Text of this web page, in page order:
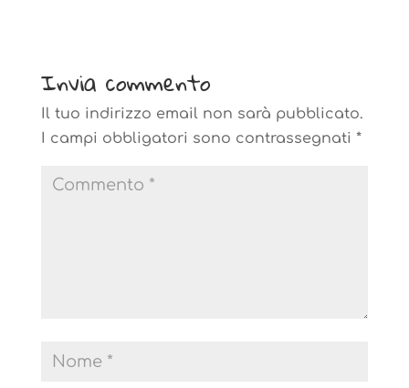
Invia commento
Il tuo indirizzo email non sarà pubblicato.
I campi obbligatori sono contrassegnati *